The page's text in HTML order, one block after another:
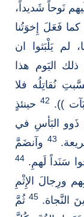
نَوحاً شَديداً،
فَعَلَ إِخوَتُنا
لم يَلْبَثوا ان
اليَوم هذا
نُقاتِلُه فلا
)).
42حينئذٍ
ذَوو البَأسِ في
43 وآنضَمَّ
سَنَداً لَهمِ. 44
ورِجالَ الإِثْمِ
النَّجاة. 45ثُمَّ